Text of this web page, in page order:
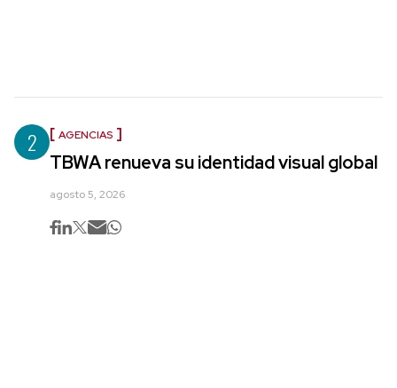
2 AGENCIAS
TBWA renueva su identidad visual global
agosto 5, 2026